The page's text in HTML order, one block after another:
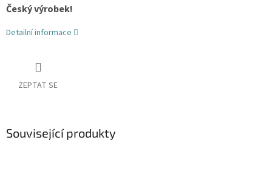
Český výrobek!
Detailní informace
ZEPTAT SE
Související produkty